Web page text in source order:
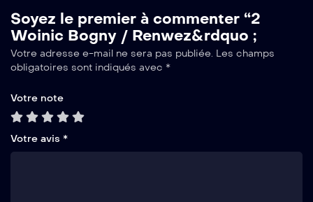
Soyez le premier à commenter “2
Woinic Bogny / Renwez&rdquo ;
Votre adresse e-mail ne sera pas publiée. Les champs
obligatoires sont indiqués avec *
Votre note
Votre avis *